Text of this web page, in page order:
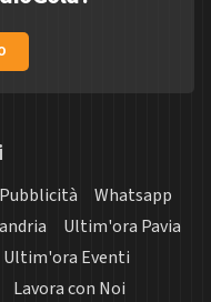
Pubblicità
Whatsapp
Ultim'ora Pavia
Ultim'ora Eventi
Lavora con Noi